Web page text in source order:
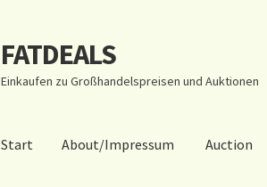
Zur
Navigation
springen
Zum
Inhalt
springen
FATDEALS
Einkaufen zu Großhandelspreisen und Auktionen
Start About/Impressum Auction